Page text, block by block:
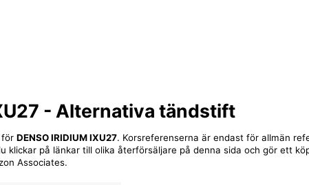
- Alternativa tändstift
för DENSO IRIDIUM IXU27. Korsreferenserna är endast för allmän
klickar på länkar till olika återförsäljare på denna sida och gör ett
Associates.